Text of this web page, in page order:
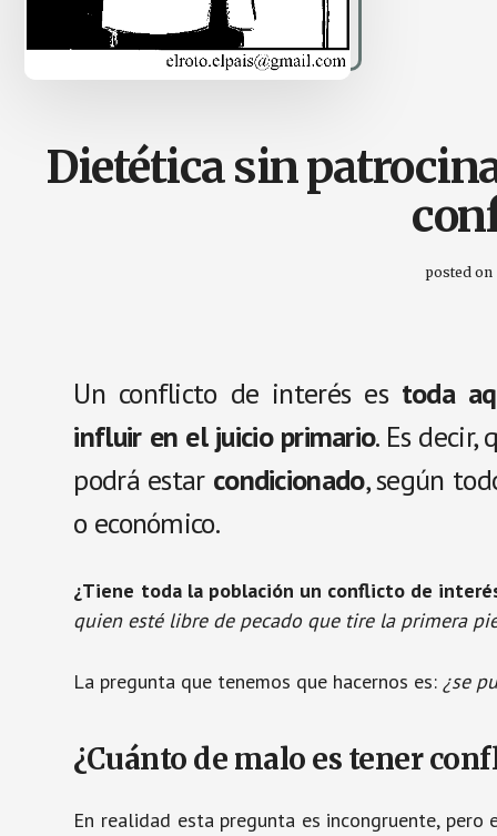
Dietética sin
posted on
Un conflicto de interés es toda
influir en el juicio primario. Es decir,
podrá estar condicionado, según
o económico.
¿Tiene toda la población un conflicto de
quien esté libre de pecado que tire la primera
La pregunta que tenemos que hacernos es: ¿se
¿Cuánto de malo es tener
En realidad esta pregunta es incongruente,